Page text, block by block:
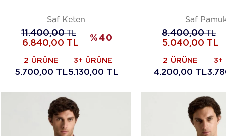
Saf Keten
11.400,00TL
6.840,00 TL
%40
2 ÜRÜNE
5.700,00 TL
3+ ÜRÜNE
5.130,00 TL
Saf
8.400,00TL
5.040,00 TL
2 ÜRÜNE
4.200,00 TL
3+